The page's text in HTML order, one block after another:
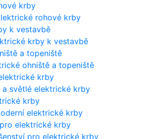
rohové krby
krby k vestavbě
ohniště a topeniště
a světlé elektrické krby
elektrické krby
pro elektrické krby